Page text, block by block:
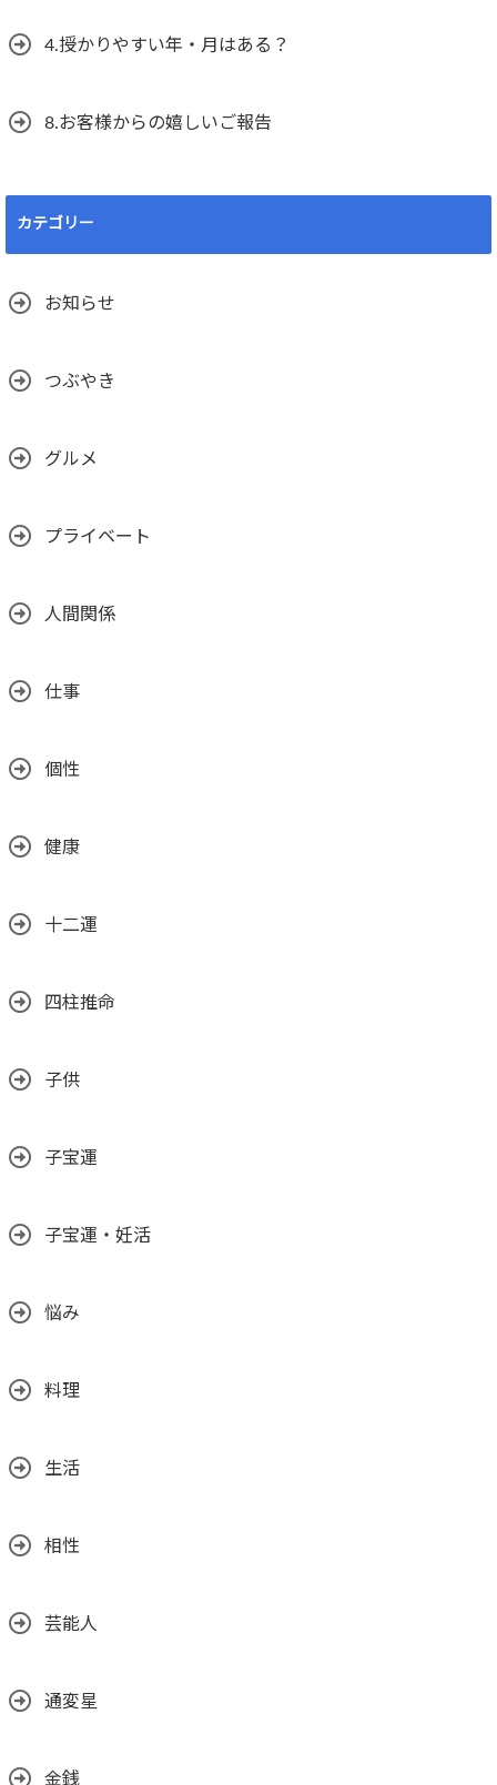
4.授かりやすい年・月はある？
8.お客様からの嬉しいご報告
カテゴリー
お知らせ
つぶやき
グルメ
プライベート
人間関係
仕事
個性
健康
十二運
四柱推命
子供
子宝運
子宝運・妊活
悩み
料理
生活
相性
芸能人
通変星
金銭